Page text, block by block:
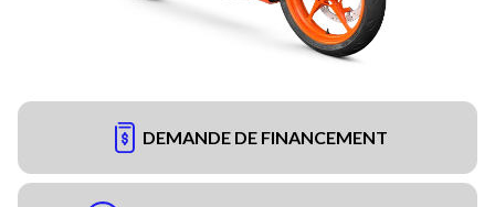
DEMANDE DE FINANCEMENT